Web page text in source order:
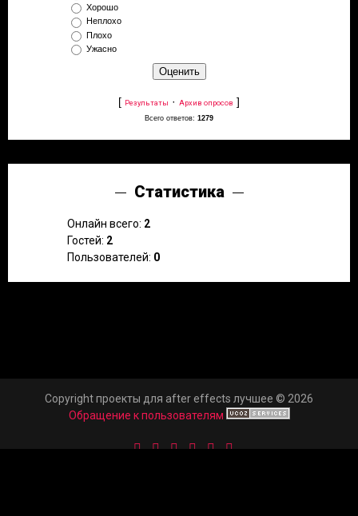
Хорошо
Неплохо
Плохо
Ужасно
[ Результаты · Архив опросов ]
Всего ответов: 1279
Статистика
Онлайн всего: 2
Гостей: 2
Пользователей: 0
Copyright проекты для after effects лучшее © 2026
Обращение к пользователям